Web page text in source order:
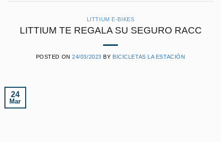
LITTIUM E-BIKES
LITTIUM TE REGALA SU SEGURO RACC
POSTED ON24/03/2023 BY BICICLETAS LA ESTACIÓN
24
Mar